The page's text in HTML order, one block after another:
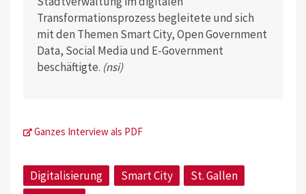
Transformationsprozess begleitete und sich
mit den Themen Smart City, Open Government
Data, Social Media und E-Government
beschäftigte. (nsi)
Ganzes Interview als PDF
Digitalisierung Smart City
St. Gallen